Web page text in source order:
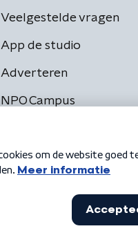
Veelgestelde vragen
App de studio
Adverteren
NPO Campus